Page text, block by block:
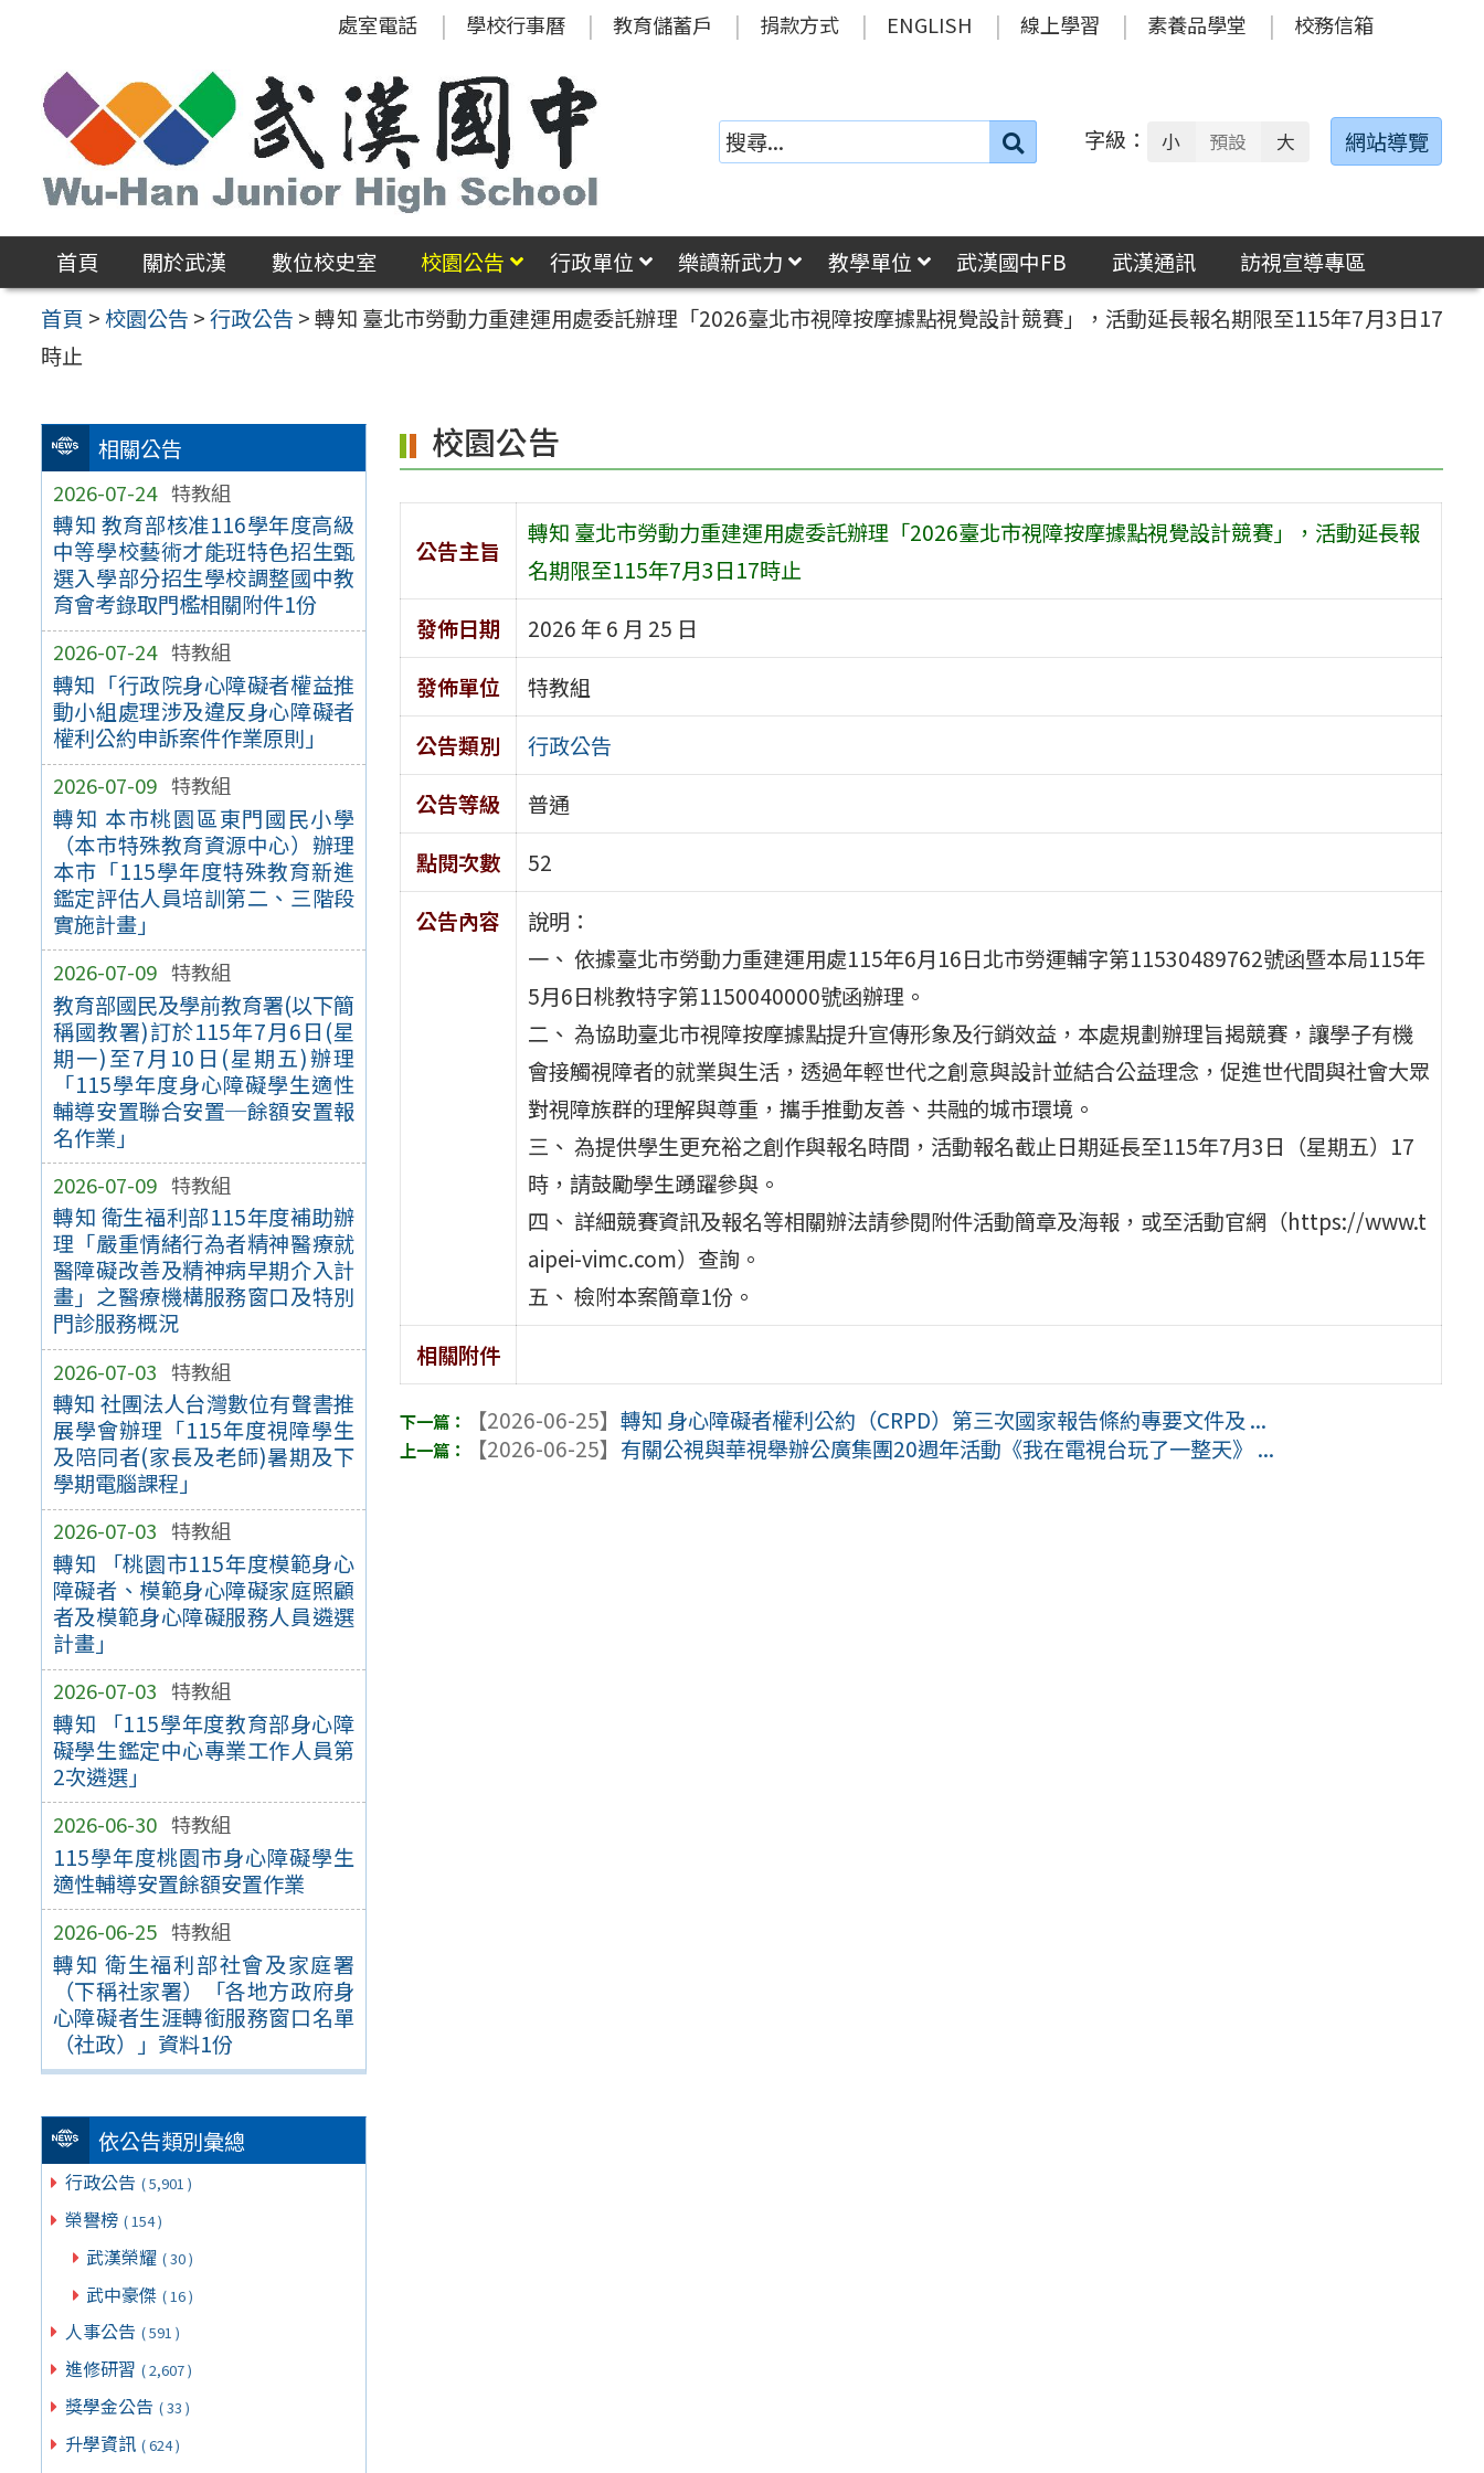
區
處室電話 學校行事曆 教育儲蓄戶 捐款方式 ENGLISH 線上學習 素養品學堂 校務信箱
搜
字級： 小 預設 大 網站導覽
首頁 關於武漢 數位校史室 校園公告 行政單位 樂讀新武力 教學單位 武漢國中FB 武漢通訊
訪視宣導專區
首頁 >校園公告 >行政公告 >轉知 臺北市勞動力重建運用處委託辦理「2026臺北市視障按摩據點視覺設計競賽」，活動延長報名期限至115年7月3日17
時止
相關公告
2026-07-24 特教組
轉知 教育部核准116學年度高級
中等學校藝術才能班特色招生甄
選入學部分招生學校調整國中教
育會考錄取門檻相關附件1份
2026-07-24 特教組
轉知「行政院身心障礙者權益推
動小組處理涉及違反身心障礙者
權利公約申訴案件作業原則」
2026-07-09 特教組
轉知 本市桃園區東門國民小學
（本市特殊教育資源中心）辦理
本市「115學年度特殊教育新進
鑑定評估人員培訓第二、三階段
實施計畫」
2026-07-09 特教組
教育部國民及學前教育署(以下簡
稱國教署)訂於115年7月6日(星
期一)至7月10日(星期五)辦理
「115學年度身心障礙學生適性
輔導安置聯合安置─餘額安置報
名作業」
2026-07-09 特教組
轉知 衛生福利部115年度補助辦
理「嚴重情緒行為者精神醫療就
醫障礙改善及精神病早期介入計
畫」之醫療機構服務窗口及特別
門診服務概況
2026-07-03 特教組
轉知 社團法人台灣數位有聲書推
展學會辦理「115年度視障學生
及陪同者(家長及老師)暑期及下
學期電腦課程」
2026-07-03 特教組
轉知 「桃園市115年度模範身心
障礙者、模範身心障礙家庭照顧
者及模範身心障礙服務人員遴選
計畫」
2026-07-03 特教組
轉知 「115學年度教育部身心障
礙學生鑑定中心專業工作人員第
2次遴選」
2026-06-30 特教組
115學年度桃園市身心障礙學生
適性輔導安置餘額安置作業
2026-06-25 特教組
轉知 衛生福利部社會及家庭署
（下稱社家署）「各地方政府身
心障礙者生涯轉銜服務窗口名單
（社政）」資料1份
依公告類別彙總
行政公告 ( 5,901 )
榮譽榜 ( 154 )
武漢榮耀 ( 30 )
武中豪傑 ( 16 )
人事公告 ( 591 )
進修研習 ( 2,607 )
獎學金公告 ( 33 )
升學資訊 ( 624 )
校園公告
公告主旨
轉知 臺北市勞動力重建運用處委託辦理「2026臺北市視障按摩據點視覺設計競賽」，活動延長報
名期限至115年7月3日17時止
發佈日期
2026 年 6 月 25 日
發佈單位
特教組
公告類別
行政公告
公告等級
普通
點閱次數
52
公告內容
說明：
一、 依據臺北市勞動力重建運用處115年6月16日北市勞運輔字第11530489762號函暨本局115年
5月6日桃教特字第1150040000號函辦理。
二、 為協助臺北市視障按摩據點提升宣傳形象及行銷效益，本處規劃辦理旨揭競賽，讓學子有機
會接觸視障者的就業與生活，透過年輕世代之創意與設計並結合公益理念，促進世代間與社會大眾
對視障族群的理解與尊重，攜手推動友善、共融的城市環境。
三、 為提供學生更充裕之創作與報名時間，活動報名截止日期延長至115年7月3日（星期五）17
時，請鼓勵學生踴躍參與。
四、 詳細競賽資訊及報名等相關辦法請參閱附件活動簡章及海報，或至活動官網（https://www.t
aipei-vimc.com）查詢。
五、 檢附本案簡章1份。
相關附件
【2026-06-25】轉知 身心障礙者權利公約（CRPD）第三次國家報告條約專要文件及 ...
【2026-06-25】 有關公視與華視舉辦公廣集團20週年活動《我在電視台玩了一整天》 ...